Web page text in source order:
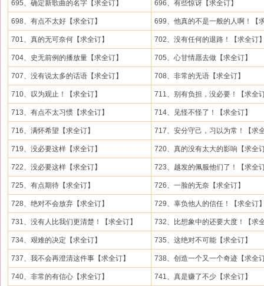
695、确定新歌曲的名字【求全订】 696、有些惊讶【求全订】
698、有点不太好【求全订】 699、他真的不是一般的人啊！【
701、真的无可奈何【求全订】 702、没有任何的退路！【求全订
704、史无前例的播放量【求全订】 705、心甘情愿去做【求全订】
707、没有说太多的话语【求全订】 708、非常的无语【求全订】
710、叹为观止！【求全订】 711、别有负担，没必要！【求全
713、有点不太习惯【求全订】 714、见怪不怪了！【求全订】
716、满怀希望【求全订】 717、安分守己，习以为常！【求
719、没必要这样【求全订】 720、真的没有太大的影响【求全
722、没必要这样【求全订】 723、越发的佩服他们了！【求全
725、有点期待【求全订】 726、一脸的无奈【求全订】
728、绝对不会放弃【求全订】 729、辜负他人的信任！【求全订
731、没有人比我们更清楚！【求全订】 732、比想象中的还要大度！【求
734、艰难的决定【求全订】 735、这绝对不可能【求全订】
737、我不会再澄清这件事【求全订】 738、创造一个又一个奇迹【求全
740、非常的有信心【求全订】 741、真是赚了不少【求全订】